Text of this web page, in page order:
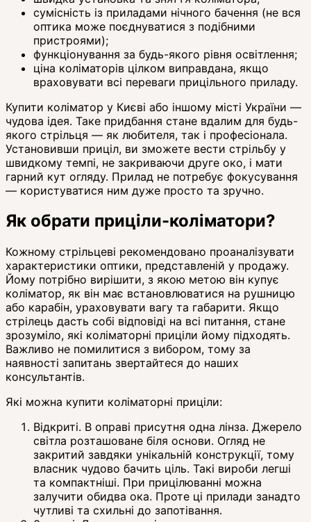
сумісність із приладами нічного бачення (не вся
оптика може поєднуватися з подібними
пристроями);
функціонування за будь-якого рівня освітлення;
ціна коліматорів цілком виправдана, якщо
враховувати всі переваги прицільного приладу.
Купити коліматор у Києві або іншому місті України —
чудова ідея. Таке придбання стане вдалим для будь-
якого стрільця — як любителя, так і професіонала.
Установивши приціл, ви зможете вести стрільбу у
швидкому темпі, не закриваючи друге око, і мати
гарний кут огляду. Прилад не потребує фокусування
— користуватися ним дуже просто та зручно.
Як обрати приціли-коліматори?
Кожному стрільцеві рекомендовано проаналізувати
характеристики оптики, представленій у продажу.
Йому потрібно вирішити, з якою метою він купує
коліматор, як він має встановлюватися на рушницю
або карабін, ураховувати вагу та габарити. Якщо
стрілець дасть собі відповіді на всі питання, стане
зрозуміло, які коліматорні приціли йому підходять.
Важливо не помилитися з вибором, тому за
наявності запитань звертайтеся до наших
консультантів.
Які можна купити коліматорні приціли:
Відкриті. В оправі присутня одна лінза. Джерело
світла розташоване біля основи. Огляд не
закритий завдяки унікальній конструкції, тому
власник чудово бачить ціль. Такі вироби легші
та компактніші. При прицілюванні можна
залучити обидва ока. Проте ці прилади занадто
чутливі та схильні до запотівання.